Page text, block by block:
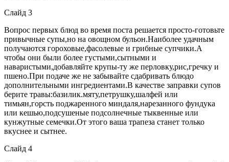
Слайд 3
Вопрос первых блюд во время поста решается просто-готовьте
привычные супы,но на овощном бульон.Наиболее удачным
получаются гороховые,фасолевые и грибные супчики.А
чтобы они были более густыми,сытными и
наваристыми,добавляйте крупы-ту же перловку,рис,гречку и
пшено.При подаче же не забывайте сдабривать блюдо
дополнительными ингредиентами.В качестве заправки супов
берите травы:базилик.мяту,петрушку,шалфей или
тимьян,горсть поджаренного миндаля,нарезанного фундука
или кешью,подсушеные подсолнечные тыквенные или
кунжутные семечки.От этого ваша трапеза станет только
вкуснее и сытнее.
Слайд 4